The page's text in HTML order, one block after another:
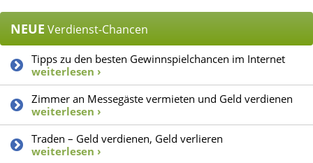
NEUE Verdienst-Chancen
Tipps zu den besten Gewinnspielchancen im Internet
weiterlesen ›
Zimmer an Messegäste vermieten und Geld verdienen
weiterlesen ›
Traden – Geld verdienen, Geld verlieren
weiterlesen ›